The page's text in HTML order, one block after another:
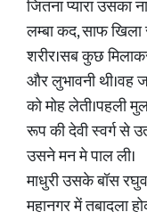
जितना प्यारा उसका
लम्बा कद, साफ
शरीर।सब कुछ
और लुभावनी थी।वह
को मोह लेती।पहली
रूप की देवी स्वर्ग से
उसने मन मे पाल ली।
माधुरी उसके बॉस
महानगर में तबादला